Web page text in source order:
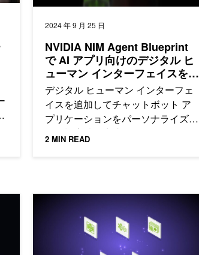
2024 年 9 月 25 日
NVIDIA NIM Agent Blueprint
で AI アプリ向けのデジタル ヒ
ューマン インターフェイスを構
築する
デジタル ヒューマン インターフェ
イスを追加してチャットボット ア
プリケーションをパーソナライズ
し、検索拡張生成 (RAG) を使用し
2 MIN READ
でパイロットから本番環境に移行する方法
LLM テクニックの習得: LLMOps